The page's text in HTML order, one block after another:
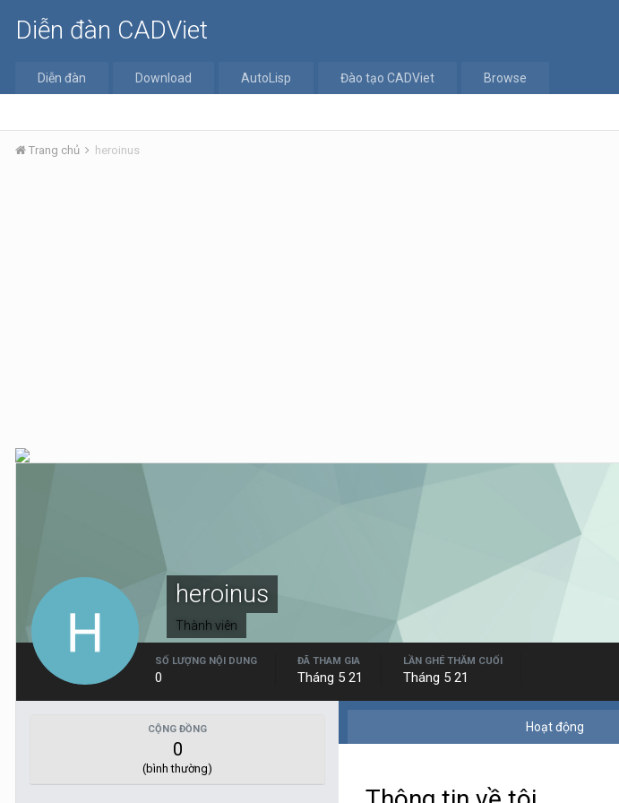
Diễn đàn CADViet
Diễn đàn Download AutoLisp Đào tạo CADViet Browse
Trang chủ heroinus
heroinus
Thành viên
SỐ LƯỢNG NỘI DUNG
0
ĐÃ THAM GIA
Tháng 5 21
LẦN GHÉ THĂM CUỐI
Tháng 5 21
CỘNG ĐỒNG
0
(bình thường)
Hoạt động